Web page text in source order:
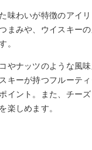
味わいが特徴のアイ
まみや、ウイスキー
。
やナッツのような風
キーが持つフルーテ
イント。また、チーズ
楽しめます。